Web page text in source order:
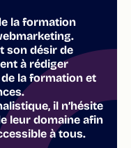
la formation
son désir de
à rédiger
la formation et
il n’hésite
leur domaine afin
à tous.